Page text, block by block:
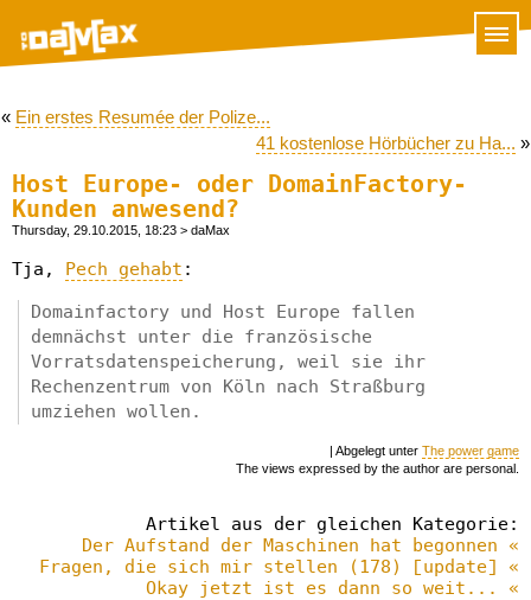
« Ein erstes Resumée der Polize...
41 kostenlose Hörbücher zu Ha... »
Host Europe- oder DomainFactory-
Kunden anwesend?
Thursday, 29.10.2015, 18:23 > daMax
Tja, Pech gehabt :
Domainfactory und Host Europe fallen
demnächst unter die französische
Vorratsdatenspeicherung, weil sie ihr
Rechenzentrum von Köln nach Straßburg
umziehen wollen.
| Abgelegt unter The power game
The views expressed by the author are personal.
Artikel aus der gleichen Kategorie:
Der Aufstand der Maschinen hat begonnen «
Fragen, die sich mir stellen (178) [update] «
Okay jetzt ist es dann so weit... «